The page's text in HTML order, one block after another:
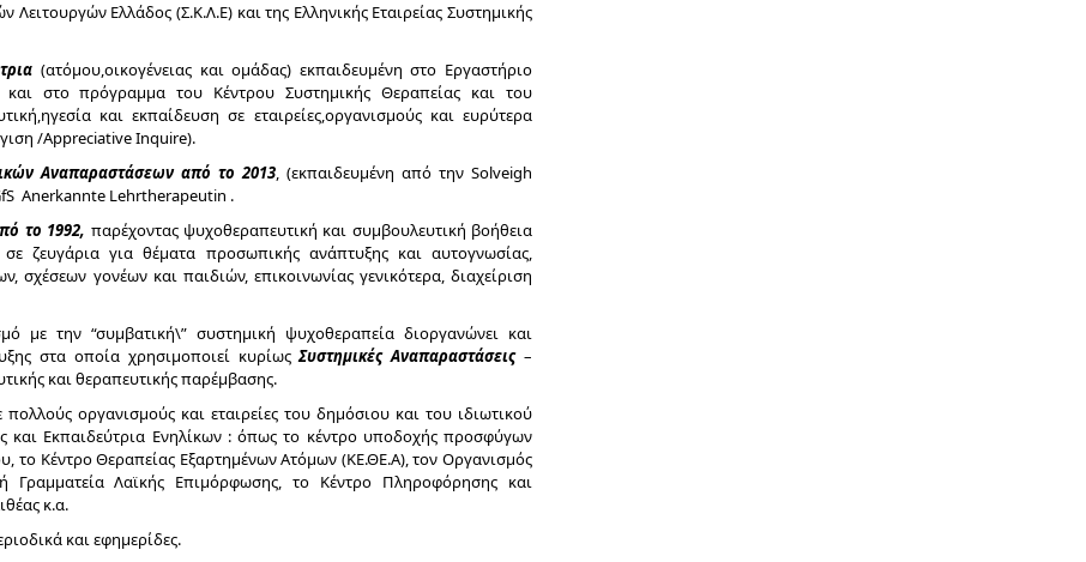
Λειτουργών Ελλάδος (Σ.Κ.Λ.Ε) και της Ελληνικής Εταιρείας Συστημικής
(ατόμου,οικογένειας και ομάδας) εκπαιδευμένη στο Εργαστήριο
στο πρόγραμμα του Κέντρου Συστημικής Θεραπείας και του
και εκπαίδευση σε εταιρείες,οργανισμούς και ευρύτερα
/Appreciative Inquire).
Αναπαραστάσεων από το 2013, (εκπαιδευμένη από την Solveigh
Anerkannte Lehrtherapeutin .
το 1992, παρέχοντας ψυχοθεραπευτική και συμβουλευτική βοήθεια
ζευγάρια για θέματα προσωπικής ανάπτυξης και αυτογνωσίας,
γονέων και παιδιών, επικοινωνίας γενικότερα, διαχείριση
με την “συμβατική\” συστημική ψυχοθεραπεία διοργανώνει και
στα οποία χρησιμοποιεί κυρίωςΣυστημικές Αναπαραστάσεις–
και θεραπευτικής παρέμβασης.
πολλούς οργανισμούς και εταιρείες του δημόσιου και του ιδιωτικού
και Εκπαιδεύτρια Ενηλίκων : όπως το κέντρο υποδοχής προσφύγων
το Κέντρο Θεραπείας Εξαρτημένων Ατόμων (ΚΕ.ΘΕ.Α), τον Οργανισμός
Λαϊκής Επιμόρφωσης, το Κέντρο Πληροφόρησης και
κ.α.
και εφημερίδες.